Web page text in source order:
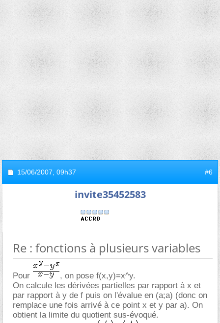
15/06/2007, 09h37 #6
invite35452583
Re : fonctions à plusieurs variables
Pour
, on pose f(x,y)=x^y.
On calcule les dérivées partielles par rapport à x et
par rapport à y de f puis on l'évalue en (a;a) (donc on
remplace une fois arrivé à ce point x et y par a). On
obtient la limite du quotient sus-évoqué.